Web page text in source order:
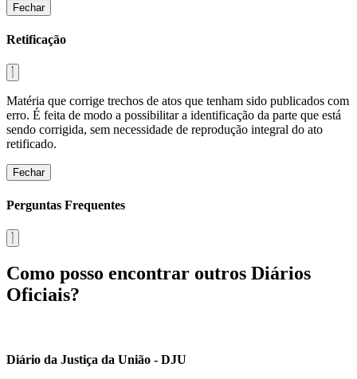
Fechar
Retificação
Matéria que corrige trechos de atos que tenham sido publicados com
erro. É feita de modo a possibilitar a identificação da parte que está
sendo corrigida, sem necessidade de reprodução integral do ato
retificado.
Fechar
Perguntas Frequentes
Como posso encontrar outros Diários
Oficiais?
Diário da Justiça da União - DJU